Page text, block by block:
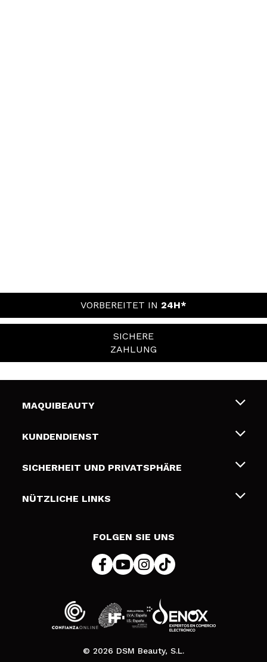
VORBEREITET IN 24H*
SICHERE
ZAHLUNG
MAQUIBEAUTY
Über uns
Geschenkkarten
KUNDENDIENST
Liefer- und Versandkosten
Zahlung
SICHERHEIT UND PRIVATSPHÄRE
Bedingungen und Datenschutz
NÜTZLICHE LINKS
FOLGEN SIE UNS
© 2026 DSM Beauty, S.L.